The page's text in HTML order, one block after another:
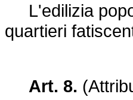
L'edilizia
quartieri
Art. 8.